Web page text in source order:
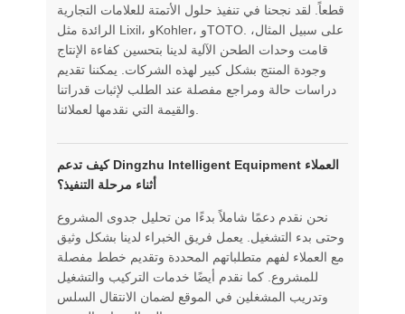
قطعاً. لقد نجحنا في تنفيذ حلول الأتمتة للعلامات التجارية
الرائدة مثل Lixil، وKohler، وTOTO. على سبيل المثال،
قامت وحدات الطحن الآلية لدينا بتحسين كفاءة الإنتاج
وجودة المنتج بشكل كبير لهذه الشركات. يمكننا تقديم
دراسات حالة ومراجع مفصلة عند الطلب لإثبات قدراتنا
كيف تدعم Dingzhu Intelligent Equipment العملاء
أثناء مرحلة التنفيذ؟
نحن نقدم دعمًا شاملاً بدءًا من تحليل جدوى المشروع
وحتى بدء التشغيل. يعمل فريق الخبراء لدينا بشكل وثيق
مع العملاء لفهم متطلباتهم المحددة وتقديم خطط مفصلة
للمشروع. كما نقدم أيضًا خدمات التركيب والتشغيل
وتدريب المشغلين في الموقع لضمان الانتقال السلس